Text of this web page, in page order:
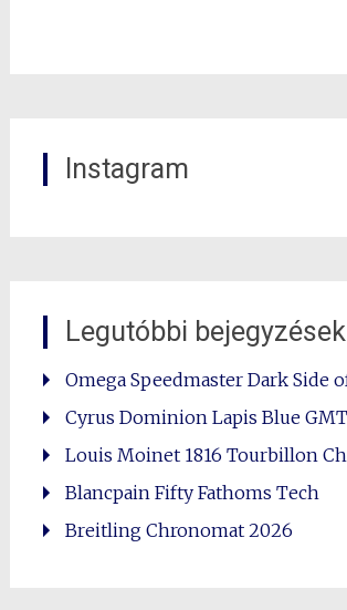
Instagram
Legutóbbi bejegyzések
Omega Speedmaster Dark Side
Cyrus Dominion Lapis Blue GMT
Louis Moinet 1816 Tourbillon
Blancpain Fifty Fathoms Tech
Breitling Chronomat 2026